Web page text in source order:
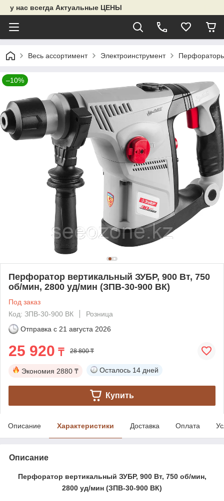
у нас всегда Актуальные ЦЕНЫ
Весь ассортимент Электроинструмент
–10%
Перфоратор вертикальный ЗУБР, 900 Вт, 750
об/мин, 2800 уд/мин (ЗПВ-30-900 ВК)
Под заказ
Код: ЗПВ-30-900 ВК
Розница
Отправка с 21 августа 2026
25 920 ₸ 28 800 ₸
Экономия 2880 ₸ Осталось 14 дней
Купить
Описание Характеристики Доставка Оплата
Описание
Перфоратор вертикальный ЗУБР, 900 Вт, 750 об/мин,
2800 уд/мин (ЗПВ-30-900 ВК)